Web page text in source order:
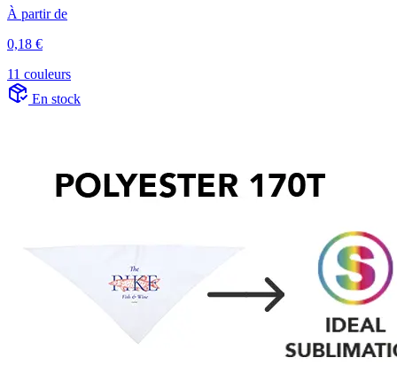
À partir de
0,18 €
11 couleurs
En stock